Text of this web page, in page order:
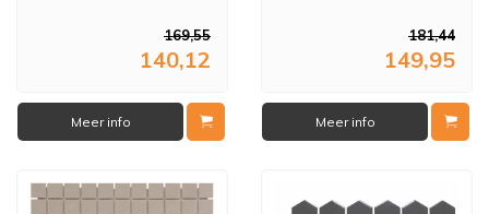
169,55
140,12
Meer info
181,44
149,95
Meer info